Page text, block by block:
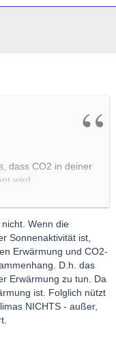
dass CO2 in deiner
wird.
eine Zunahme der
die jahrzehntelange
durch die
hier
ist, kann dir keiner
Wenn die
Sonnenaktivität ist,
Erwärmung und CO2-
D.h. das
Erwärmung zu tun. Da
ist. Folglich nützt
NICHTS - außer,